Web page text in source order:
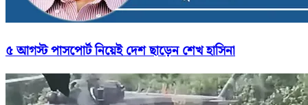
৫ আগস্ট পাসপোর্ট নিয়েই দেশ ছাড়েন শেখ হাসিনা